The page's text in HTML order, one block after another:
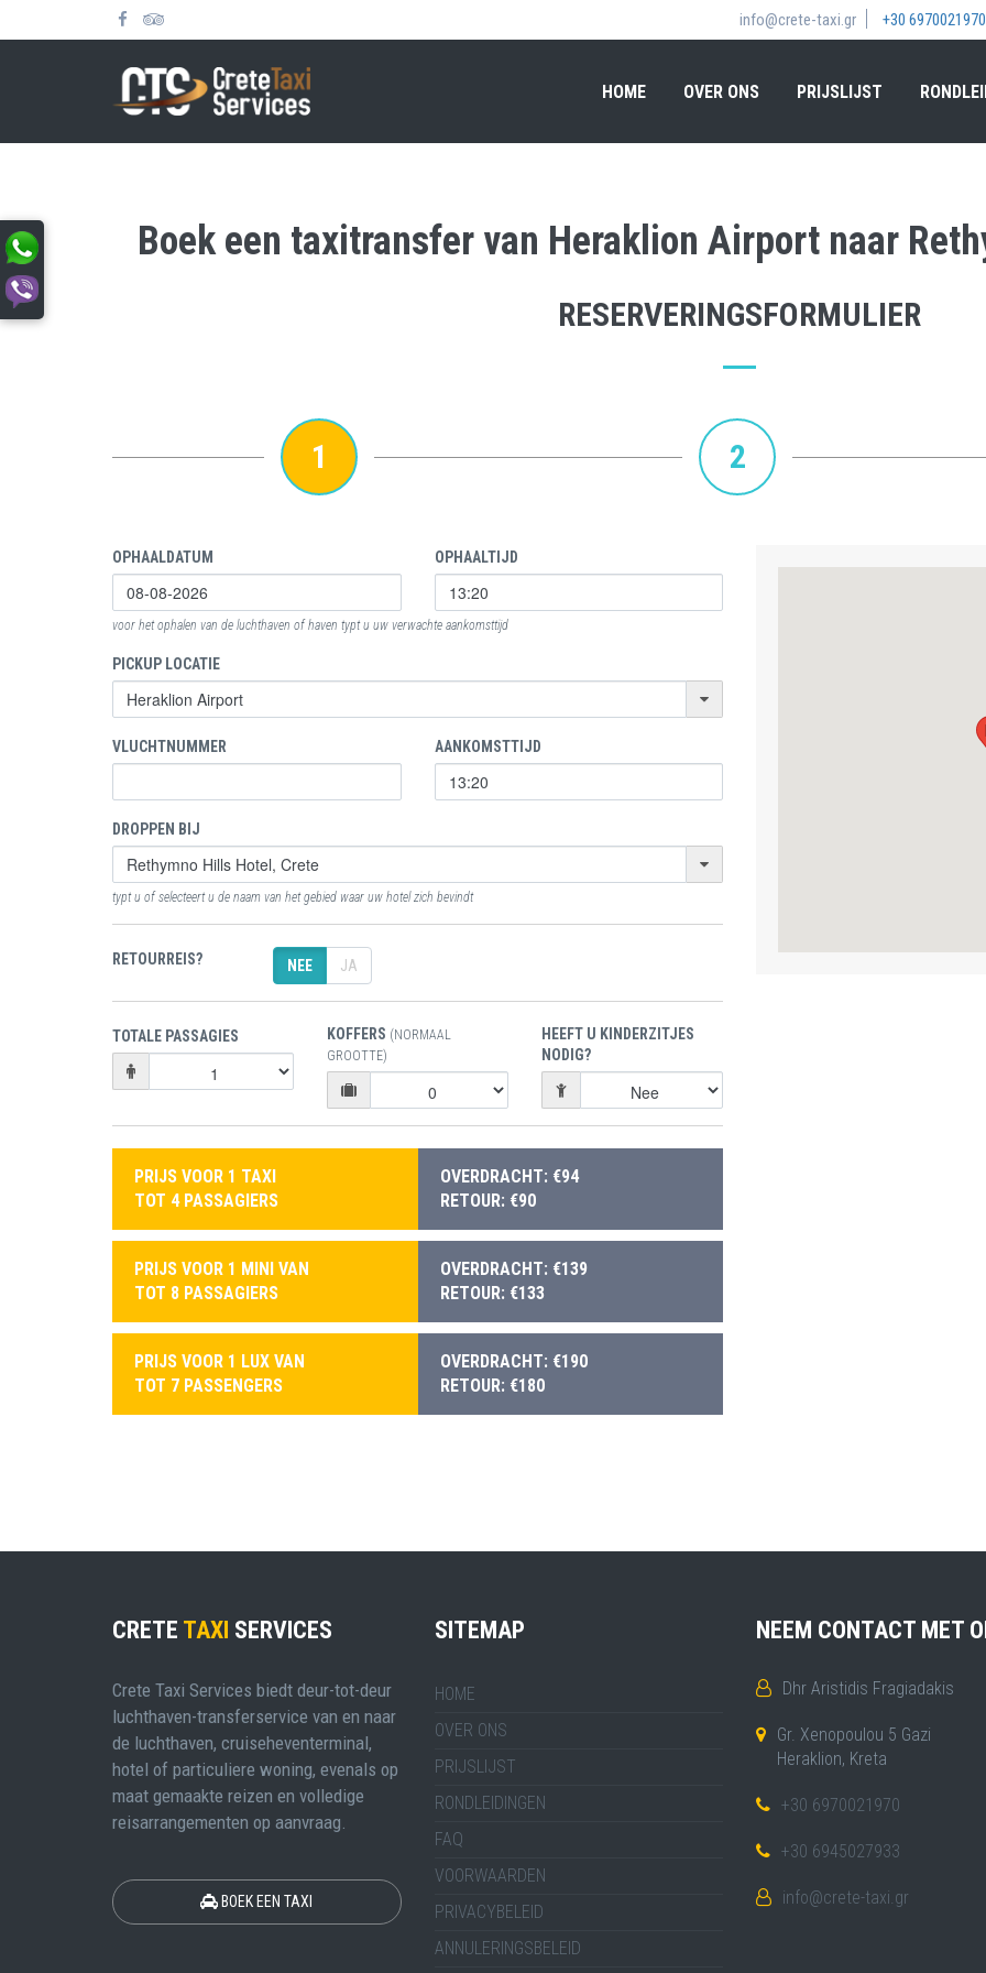
info@crete-taxi.gr +30 6970021970
HOME OVER ONS PRIJSLIJST
Boek een taxitransfer van Heraklion Airport naar
RESERVERINGSFORMULIER
1 2
OPHAALDATUM OPHAALTIJD
voor het ophalen van de luchthaven of haven typt u uw verwachte aankomsttijd
PICKUP LOCATIE
VLUCHTNUMMER AANKOMSTTIJD
DROPPEN BIJ
typt u of selecteert u de naam van het gebied waar uw hotel zich bevindt
RETOURREIS? NEE JA
TOTALE PASSAGIES KOFFERS (NORMAAL
GROOTTE)
HEEFT U KINDERZITJES
NODIG?
PRIJS VOOR 1 TAXI
TOT 4 PASSAGIERS
OVERDRACHT: €94
RETOUR: €90
PRIJS VOOR 1 MINI VAN
TOT 8 PASSAGIERS
OVERDRACHT: €139
RETOUR: €133
PRIJS VOOR 1 LUX VAN
TOT 7 PASSENGERS
OVERDRACHT: €190
RETOUR: €180
CRETE TAXI SERVICES
Crete Taxi Services biedt deur-tot-deur
luchthaven-transferservice van en naar
de luchthaven, cruiseheventerminal,
hotel of particuliere woning, evenals op
maat gemaakte reizen en volledige
reisarrangementen op aanvraag.
BOEK EEN TAXI
SITEMAP
HOME
OVER ONS
PRIJSLIJST
RONDLEIDINGEN
FAQ
VOORWAARDEN
PRIVACYBELEID
ANNULERINGSBELEID
NEEM CONTACT MET
Dhr Aristidis Fragiadakis
Gr. Xenopoulou 5 Gazi
Heraklion, Kreta
+30 6970021970
+30 6945027933
info@crete-taxi.gr